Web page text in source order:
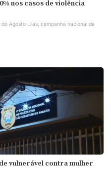
nos casos de violência
Agosto Lilás, campanha nacional de
vulnerável contra mulher